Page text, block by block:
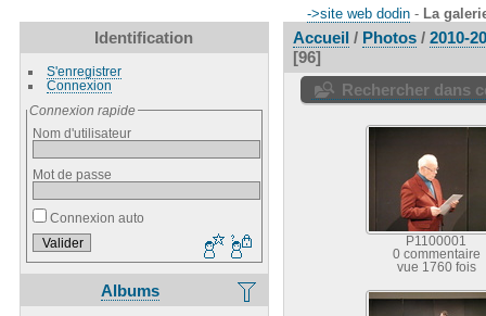
->site web dodin - La
Identification
S'enregistrer
Connexion
Connexion rapide
Nom d'utilisateur
Mot de passe
Connexion auto
Albums
Accueil/ Photos/ 2010-
96
Rechercher dans
P1100001
0 commentaire
vue 1760 fois